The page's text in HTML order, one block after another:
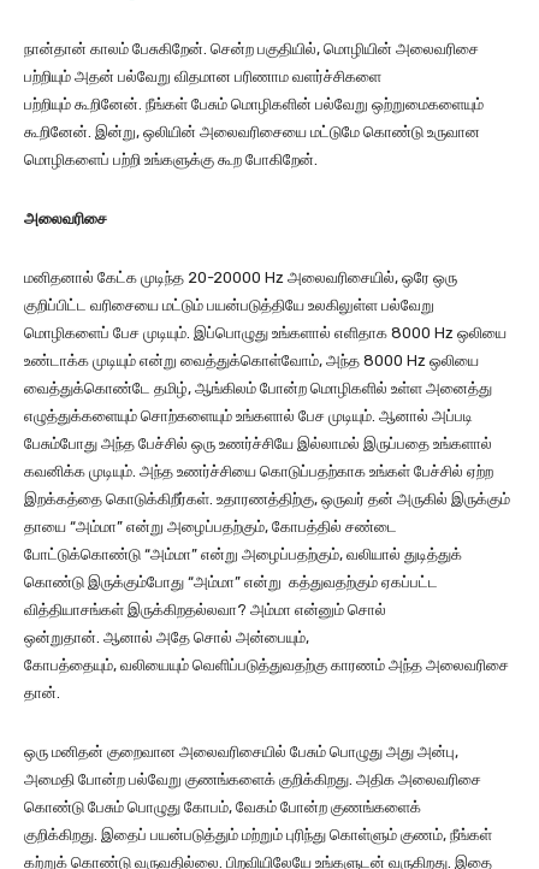
நான்தான் காலம் பேசுகிறேன். சென்ற பகுதியில், மொழியின் அலைவரிசை
பற்றியும் அதன் பல்வேறு விதமான பரிணாம வளர்ச்சிகளை
பற்றியும் கூறினேன். நீங்கள் பேசும் மொழிகளின் பல்வேறு ஒற்றுமைகளையும்
கூறினேன். இன்று, ஒலியின் அலைவரிசையை மட்டுமே கொண்டு உருவான
மொழிகளைப் பற்றி உங்களுக்கு கூற போகிறேன்.
அலைவரிசை
மனிதனால் கேட்க முடிந்த 20-20000 Hz அலைவரிசையில், ஒரே ஒரு
குறிப்பிட்ட வரிசையை மட்டும் பயன்படுத்தியே உலகிலுள்ள பல்வேறு
மொழிகளைப் பேச முடியும். இப்பொழுது உங்களால் எளிதாக 8000 Hz ஒலியை
உண்டாக்க முடியும் என்று வைத்துக்கொள்வோம், அந்த 8000 Hz ஒலியை
வைத்துக்கொண்டே தமிழ், ஆங்கிலம் போன்ற மொழிகளில் உள்ள அனைத்து
எழுத்துக்களையும் சொற்களையும் உங்களால் பேச முடியும். ஆனால் அப்படி
பேசும்போது அந்த பேச்சில் ஒரு உணர்ச்சியே இல்லாமல் இருப்பதை உங்களால்
கவனிக்க முடியும். அந்த உணர்ச்சியை கொடுப்பதற்காக உங்கள் பேச்சில் ஏற்ற
இறக்கத்தை கொடுக்கிறீர்கள். உதாரணத்திற்கு, ஒருவர் தன் அருகில் இருக்கும்
தாயை “அம்மா” என்று அழைப்பதற்கும், கோபத்தில் சண்டை
போட்டுக்கொண்டு “அம்மா” என்று அழைப்பதற்கும், வலியால் துடித்துக்
கொண்டு இருக்கும்போது “அம்மா” என்று கத்துவதற்கும் ஏகப்பட்ட
வித்தியாசங்கள் இருக்கிறதல்லவா? அம்மா என்னும் சொல்
ஒன்றுதான். ஆனால் அதே சொல் அன்பையும்,
கோபத்தையும், வலியையும் வெளிப்படுத்துவதற்கு காரணம் அந்த அலைவரிசை
தான்.
ஒரு மனிதன் குறைவான அலைவரிசையில் பேசும் பொழுது அது அன்பு,
அமைதி போன்ற பல்வேறு குணங்களைக் குறிக்கிறது. அதிக அலைவரிசை
கொண்டு பேசும் பொழுது கோபம், வேகம் போன்ற குணங்களைக்
குறிக்கிறது. இதைப் பயன்படுத்தும் மற்றும் புரிந்து கொள்ளும் குணம், நீங்கள்
கற்றுக் கொண்டு வருவதில்லை. பிறவியிலேயே உங்களுடன் வருகிறது. இதை